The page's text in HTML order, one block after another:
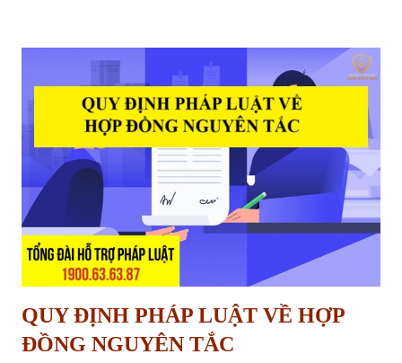
và toàn diện về quy định giữ lại tiền bảo hành công trình xây dựng.
Khi nào được giữ tiền bảo hành nhà ở của nhà thầu Mục Đích Giữ Lại
Tiền Bảo Hành Công Trình Tiền bảo hành công trình, về bản chất, là
một phần giá trị hợp đồng xây dựng mà chủ đầu tư tạm thời giữ lại
sau khi công trình hoàn thành. Khoản tiền này đóng vai trò như một
"cam kết" từ phía nhà t...
QUY ĐỊNH PHÁP LUẬT VỀ HỢP
ĐỒNG NGUYÊN TẮC